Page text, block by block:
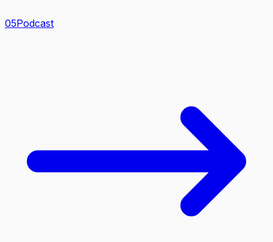
05Podcast